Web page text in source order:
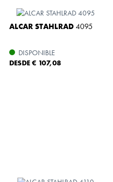
ALCAR STAHLRAD4095
DISPONIBLE
DESDE € 107,08